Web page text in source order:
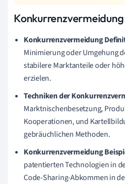
Konkurrenzvermeidung
Minimierung oder Umgehung
stabilere Marktanteile oder
erzielen.
Techniken der
Marktnischenbesetzung,
Kooperationen, und
gebräuchlichen Methoden.
Konkurrenzvermeidung
patentierten Technologien in
Code-Sharing-Abkommen in